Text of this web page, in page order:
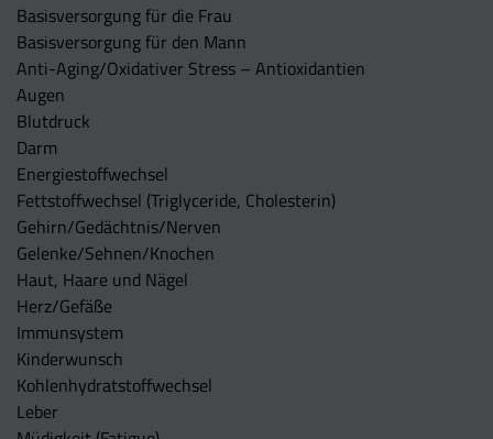
Basisversorgung für die Frau
Basisversorgung für den Mann
Anti-Aging/Oxidativer Stress – Antioxidantien
Augen
Blutdruck
Darm
Energiestoffwechsel
Fettstoffwechsel (Triglyceride, Cholesterin)
Gehirn/Gedächtnis/Nerven
Gelenke/Sehnen/Knochen
Haut, Haare und Nägel
Herz/Gefäße
Immunsystem
Kinderwunsch
Kohlenhydratstoffwechsel
Leber